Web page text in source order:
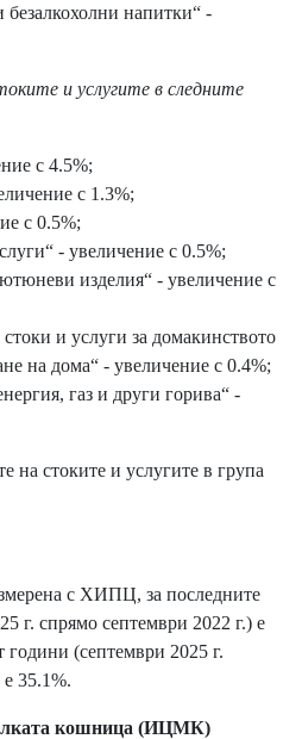
напитки“ -
и услугите в следните
с 4.5%;
с 1.3%;
с 0.5%;
- увеличение с 0.5%;
изделия“ - увеличение с
и услуги за домакинството
на дома“ - увеличение с 0.4%;
газ и други горива“ -
на стоките и услугите в група
с ХИПЦ, за последните
г. спрямо септември 2022 г.) е
години (септември 2025 г.
35.1%.
кошница (ИЦМК)